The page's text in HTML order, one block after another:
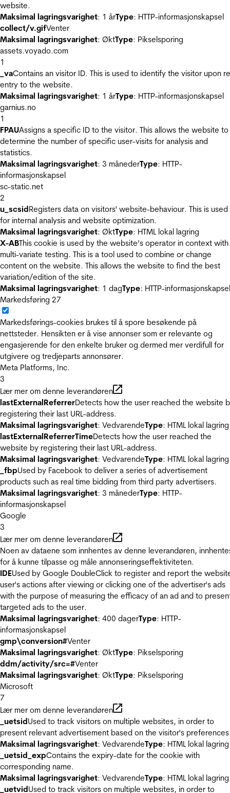
website.
Maksimal lagringsvarighet: 1 årType: HTTP-informasjonskapsel
collect/v.gifVenter
Maksimal lagringsvarighet: ØktType: Pikselsporing
assets.voyado.com
1
_vaContains an visitor ID. This is used to identify the visitor upon
entry to the website.
Maksimal lagringsvarighet: 1 årType: HTTP-informasjonskapsel
garnius.no
1
FPAUAssigns a specific ID to the visitor. This allows the website to
determine the number of specific user-visits for analysis and
statistics.
Maksimal lagringsvarighet: 3 månederType: HTTP-
informasjonskapsel
sc-static.net
2
u_scsidRegisters data on visitors' website-behaviour. This is used
for internal analysis and website optimization.
Maksimal lagringsvarighet: ØktType: HTML lokal lagring
X-ABThis cookie is used by the website’s operator in context with
multi-variate testing. This is a tool used to combine or change
content on the website. This allows the website to find the best
variation/edition of the site.
Maksimal lagringsvarighet: 1 dagType: HTTP-informasjonskapsel
Markedsføring 27
Markedsførings-cookies brukes til å spore besøkende på
nettsteder. Hensikten er å vise annonser som er relevante og
engasjerende for den enkelte bruker og dermed mer verdifull for
utgivere og tredjeparts annonsører.
Meta Platforms, Inc.
3
Lær mer om denne leverandøren
lastExternalReferrerDetects how the user reached the website
registering their last URL-address.
Maksimal lagringsvarighet: VedvarendeType: HTML lokal lagring
lastExternalReferrerTimeDetects how the user reached the
website by registering their last URL-address.
Maksimal lagringsvarighet: VedvarendeType: HTML lokal lagring
_fbpUsed by Facebook to deliver a series of advertisement
products such as real time bidding from third party advertisers.
Maksimal lagringsvarighet: 3 månederType: HTTP-
informasjonskapsel
Google
3
Lær mer om denne leverandøren
Noen av dataene som innhentes av denne leverandøren,
for å kunne tilpasse og måle annonseringseffektiviteten.
IDEUsed by Google DoubleClick to register and report the
user's actions after viewing or clicking one of the advertiser's ads
with the purpose of measuring the efficacy of an ad and to
targeted ads to the user.
Maksimal lagringsvarighet: 400 dagerType: HTTP-
informasjonskapsel
gmp\conversion#Venter
Maksimal lagringsvarighet: ØktType: Pikselsporing
ddm/activity/src=#Venter
Maksimal lagringsvarighet: ØktType: Pikselsporing
Microsoft
7
Lær mer om denne leverandøren
_uetsidUsed to track visitors on multiple websites, in order to
present relevant advertisement based on the visitor's
Maksimal lagringsvarighet: VedvarendeType: HTML lokal lagring
_uetsid_expContains the expiry-date for the cookie with
corresponding name.
Maksimal lagringsvarighet: VedvarendeType: HTML lokal lagring
_uetvidUsed to track visitors on multiple websites, in order to